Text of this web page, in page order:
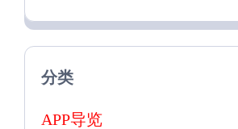
分类
APP导览